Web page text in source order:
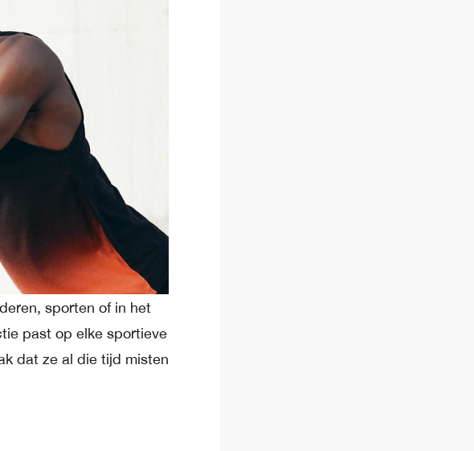
sporten of in het
past op elke sportieve
dat ze al die tijd misten